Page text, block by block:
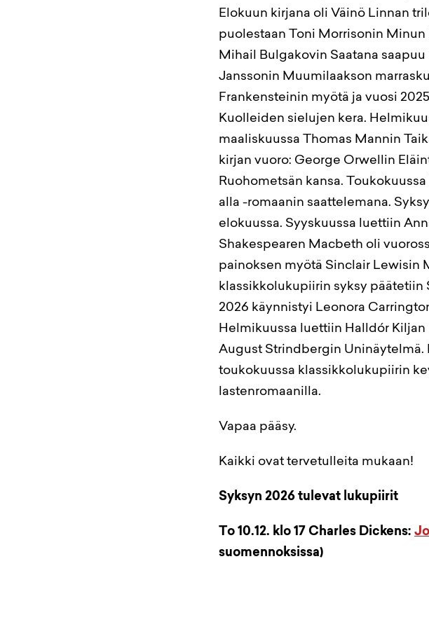
Elokuun kirjana oli Väinö Linnan
puolestaan Toni Morrisonin
Mihail Bulgakovin Saatana
Janssonin Muumilaakson
Frankensteinin myötä ja vuosi
Kuolleiden sielujen kera.
maaliskuussa Thomas Mannin
kirjan vuoro: George Orwellin
Ruohometsän kansa.
alla -romaanin saattelemana.
elokuussa. Syyskuussa luettiin
Shakespearen Macbeth oli
painoksen myötä Sinclair Lewisin
klassikkolukupiirin syksy päätetiin
2026 käynnistyi Leonora
Helmikuussa luettiin Halldór Kiljan
August Strindbergin Uninäytelmä.
toukokuussa klassikkolukupiirin
lastenromaanilla.
Vapaa pääsy.
Kaikki ovat tervetulleita mukaan!
Syksyn 2026 tulevat lukupiirit
To 10.12. klo 17 Charles Dickens:
suomennoksissa)